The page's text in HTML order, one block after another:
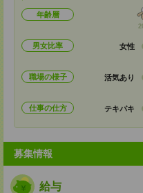
年齢層
男女比率 女性
職場の様子 活気あり
仕事の仕方 テキパキ
募集情報
給与